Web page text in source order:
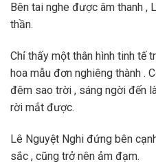
Bên tai nghe được âm thanh ,
thần.
Chỉ thấy một thân hình tinh tế
hoa mẫu đơn nghiêng thành .
đêm sao trời , sáng ngời đến
rời mắt được.
Lê Nguyệt Nghi đứng bên
sắc , cũng trở nên ảm đạm.